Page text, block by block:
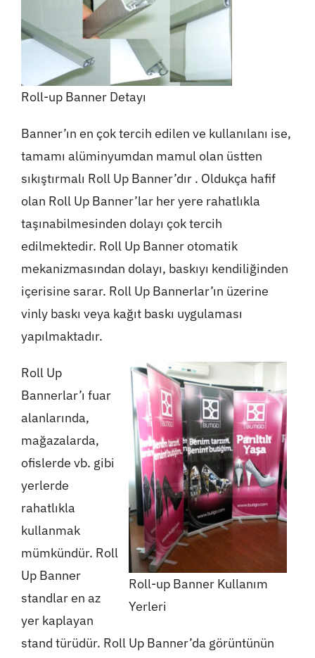
Roll-up Banner Detayı
Banner’ın en çok tercih edilen ve kullanılanı ise,
tamamı alüminyumdan mamul olan üstten
sıkıştırmalı Roll Up Banner’dır . Oldukça hafif
olan Roll Up Banner’lar her yere rahatlıkla
taşınabilmesinden dolayı çok tercih
edilmektedir. Roll Up Banner otomatik
mekanizmasından dolayı, baskıyı kendiliğinden
içerisine sarar. Roll Up Bannerlar’ın üzerine
vinly baskı veya kağıt baskı uygulaması
yapılmaktadır.
Roll-up Banner Kullanım
Yerleri
Roll Up
Bannerlar’ı fuar
alanlarında,
mağazalarda,
ofislerde vb. gibi
yerlerde
rahatlıkla
kullanmak
mümkündür. Roll
Up Banner
standlar en az
yer kaplayan
stand türüdür. Roll Up Banner’da görüntünün